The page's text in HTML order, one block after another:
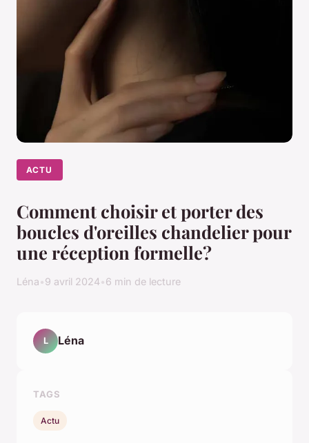
ACTU
Comment choisir et porter des
boucles d'oreilles chandelier pour
une réception formelle?
Léna•9 avril 2024•6 min de lecture
L Léna
TAGS
Actu